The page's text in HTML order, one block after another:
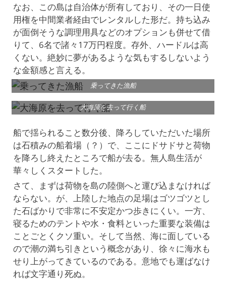
なお、この島は自治体が所有しており、その一日使
用権を中間業者経由でレンタルした形だ。持ち込み
が面倒そうな調理用具などのオプションも併せて借
りて、6名で諸々17万円程度。存外、ハードルは高
くない。絶妙に夢があるような気もするしないよう
な金額感と言える。
乗ってきた漁船
大海原を去って行く船
船で揺られること数分後、降ろしていただいた場所
は石積みの船着場（？）で、ここにドサドサと荷物
を降ろし終えたところで船が去る。無人島生活が
華々しくスタートした。
さて、まずは荷物を島の陸側へと運び込まなければ
ならない。が、上陸した地点の足場はゴツゴツとし
た石ばかりで非常に不安定かつ歩きにくい。一方、
寝るためのテントや水・食料といった重要な装備は
ことごとくクソ重い。そして当然、海に面している
ので潮の満ち引きという概念があり、徐々に海水も
せり上がってきているのである。意地でも運ばなけ
れば文字通り死ぬ。